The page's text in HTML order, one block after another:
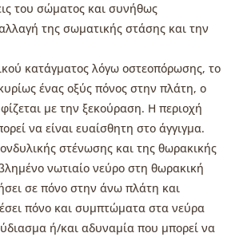
του σώματος και συνήθως
της σωματικής στάσης και την
κατάγματος λόγω οστεοπόρωσης, το
ένας οξύς πόνος στην πλάτη, ο
με την ξεκούραση. Η περιοχή
να είναι ευαίσθητη στο άγγιγμα.
στένωσης και της θωρακικής
νωτιαίο νεύρο στη θωρακική
σε πόνο στην άνω πλάτη και
πόνο και συμπτώματα στα νεύρα
ή/και αδυναμία που μπορεί να